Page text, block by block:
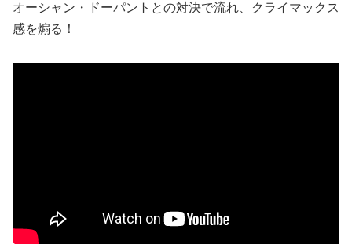
オーシャン・ドーパントとの対決で流れ、クライマックス
感を煽る！